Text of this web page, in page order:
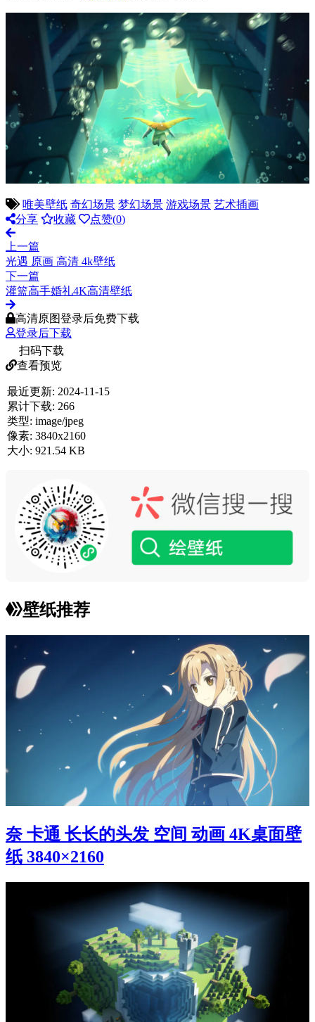
唯美壁纸 奇幻场景 梦幻场景 游戏场景 艺术插画
分享
收藏 点赞(0)
上一篇
光遇 原画 高清 4k壁纸
下一篇
灌篮高手婚礼4K高清壁纸
高清原图登录后免费下载
登录后下载
扫码下载
查看预览
最近更新: 2024-11-15
累计下载: 266
类型: image/jpeg
像素: 3840x2160
大小: 921.54 KB
壁纸推荐
奈 卡通 长长的头发 空间 动画 4K桌面壁
纸 3840×2160